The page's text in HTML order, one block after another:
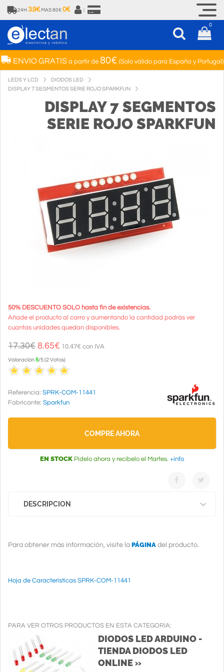
24H 3.9€ MAS 80€ 0€
0
ENVIO GRATISa partir de 80€ (Solo válido para España y Portugal)
LEDS Y LCD
DIODOS LED
DISPLAY 7 SEGMENTOS SERIE ROJO SPARKFUN
DISPLAY 7 SEGMENTOS
SERIE ROJO SPARKFUN
50% DESCUENTO SOLO hasta fin de existencias.
Añade el producto al carro y aumentando la cantidad podrás ver
cuantas unidades quedan disponibles.
17.30€ 8.65€ 10.47€ con IVA
Valoración5/5(2Votos)
Referencia: SPRK-COM-11441
Fabricante: Sparkfun
COMPRE AHORA
EN STOCK Pídelo ahora y recíbelo el Martes. +info
DESCRIPCION
Para obtener más información, visite la PÁGINA del producto.
Hoja de Características SPRK-COM-11441
PARA VER OTROS PRODUCTOS EN ESTA CATEGORIA:
DIODOS LED ARDUINO -
TIENDA DIODOS LED
ONLINE »